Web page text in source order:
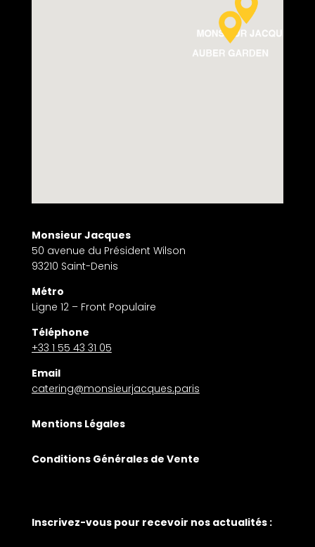
Monsieur Jacques
50 avenue du Président Wilson
93210 Saint-Denis
Métro
Ligne 12 – Front Populaire
Téléphone
+33 1 55 43 31 05
Email
catering@monsieurjacques.paris
Mentions Légales
Conditions Générales de Vente
Inscrivez-vous pour recevoir nos actualités :